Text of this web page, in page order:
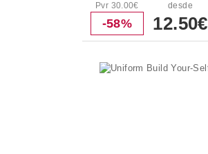
Pvr 30.00€
-58%
desde
12.50€